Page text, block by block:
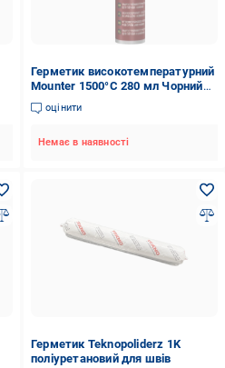
Герметик високотемпературний
Mounter 1500°C 280 мл Чорний
(9291237)
оцінити
Немає в наявності
Герметик Teknopoliderz 1K
поліуретановий для швів